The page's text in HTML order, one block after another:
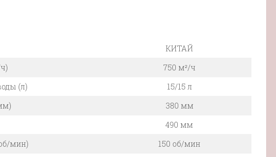
КИТАЙ
750 м²/ч
(л)
15/15 л
380 мм
490 мм
мин)
150 об/мин